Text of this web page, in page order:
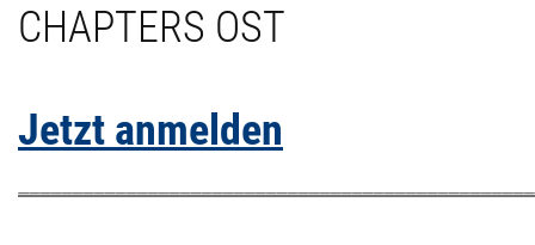
CHAPTERS OST
Jetzt anmelden